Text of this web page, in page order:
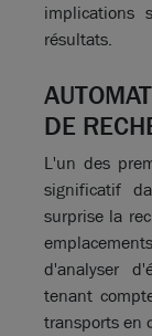
implications
résultats.
DE
L'un des
significatif
surprise la
d'analyser
tenant
transports en